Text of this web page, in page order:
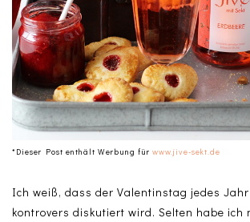
*Dieser Post enthält Werbung für www.jive-sekt.de
Ich weiß, dass der Valentinstag jedes Jahr
kontrovers diskutiert wird. Selten habe ich